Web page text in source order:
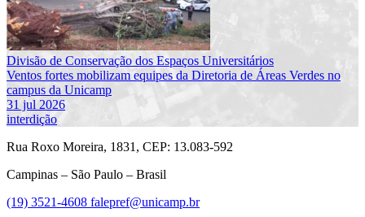
Divisão de Conservação dos Espaços Universitários
Ventos fortes mobilizam equipes da Diretoria de Áreas Verdes no
campus da Unicamp
31 jul 2026
interdição
Rua Roxo Moreira, 1831, CEP: 13.083-592
Campinas – São Paulo – Brasil
(19) 3521-4608 falepref@unicamp.br